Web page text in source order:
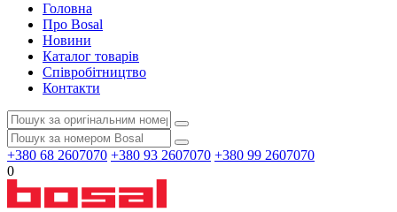
Головна
Про Bosal
Новини
Каталог товарів
Співробітництво
Контакти
+380 68 2607070 +380 93 2607070 +380 99 2607070
0